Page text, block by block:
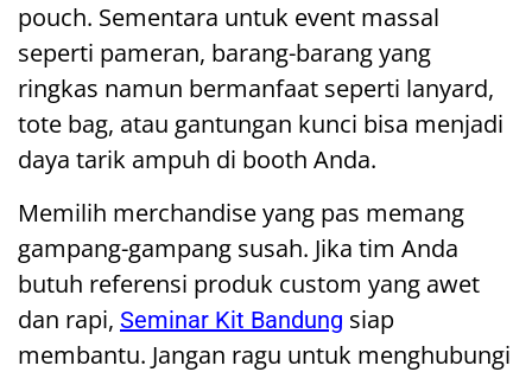
pouch. Sementara untuk event massal
seperti pameran, barang-barang yang
ringkas namun bermanfaat seperti lanyard,
tote bag, atau gantungan kunci bisa menjadi
daya tarik ampuh di booth Anda.
Memilih merchandise yang pas memang
gampang-gampang susah. Jika tim Anda
butuh referensi produk custom yang awet
dan rapi, Seminar Kit Bandung siap
membantu. Jangan ragu untuk menghubungi